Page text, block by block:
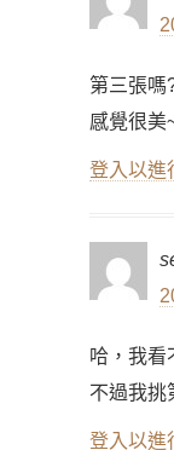
第三張嗎
感覺很美
登入以進
哈，我看
不過我挑
登入以進